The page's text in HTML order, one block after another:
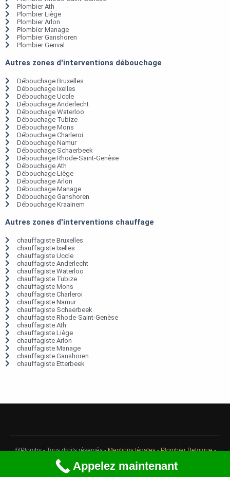
Plombier Ath
Plombier Liège
Plombier Arlon
Plombier Manage
Plombier Ganshoren
Plombier Genval
Autres zones d'interventions débouchage
Débouchage Bruxelles
Débouchage Ixelles
Débouchage Uccle
Débouchage Anderlecht
Débouchage Waterloo
Débouchage Tubize
Débouchage Mons
Débouchage Charleroi
Débouchage Namur
Débouchage Schaerbeek
Débouchage Rhode-Saint-Genèse
Débouchage Ath
Débouchage Liège
Débouchage Arlon
Débouchage Manage
Débouchage Ganshoren
Débouchage Kraainem
Autres zones d'interventions chauffage
chauffagiste Bruxelles
chauffagiste Ixelles
chauffagiste Uccle
chauffagiste Anderlecht
chauffagiste Waterloo
chauffagiste Tubize
chauffagiste Mons
chauffagiste Charleroi
chauffagiste Namur
chauffagiste Schaerbeek
chauffagiste Rhode-Saint-Genèse
chauffagiste Ath
chauffagiste Liège
chauffagiste Arlon
chauffagiste Manage
chauffagiste Ganshoren
chauffagiste Etterbeek
@Plomby - Tous droits réservés -Mentions légales-Plombier Belgique-
Débouchage Belgique
Appelez maintenant